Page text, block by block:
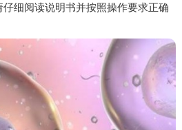
细阅读说明书并按照操作要求正确